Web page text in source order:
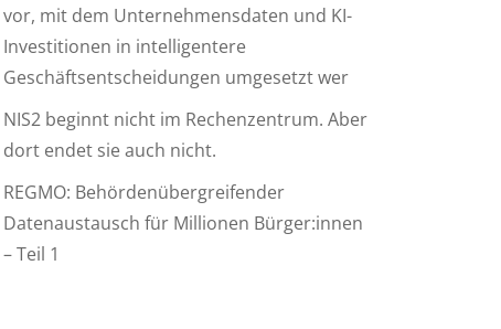
vor, mit dem Unternehmensdaten und KI-
Investitionen in intelligentere
Geschäftsentscheidungen umgesetzt wer
NIS2 beginnt nicht im Rechenzentrum. Aber
dort endet sie auch nicht.
REGMO: Behördenübergreifender
Datenaustausch für Millionen Bürger:innen
– Teil 1